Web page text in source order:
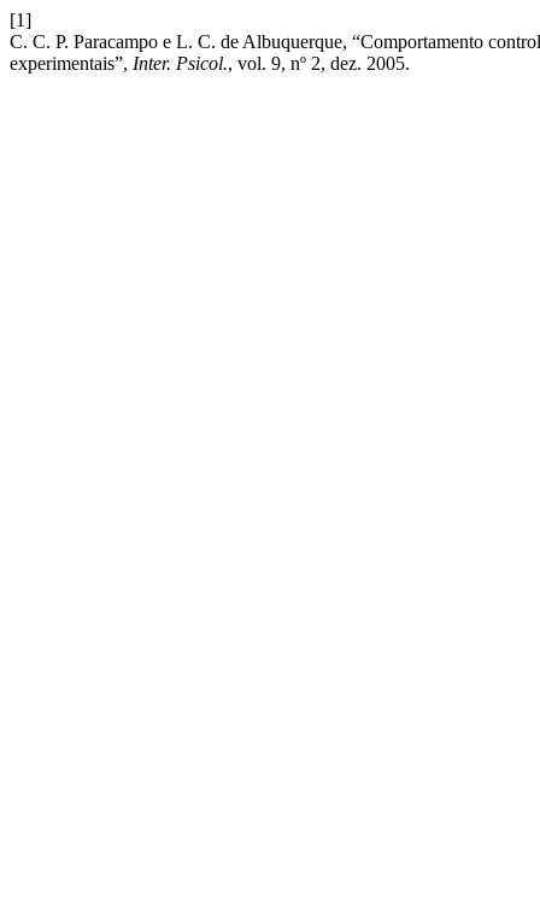
[1]
C. C. P. Paracampo e L. C. de Albuquerque, “Comportamento
experimentais”, Inter. Psicol., vol. 9, nº 2, dez. 2005.